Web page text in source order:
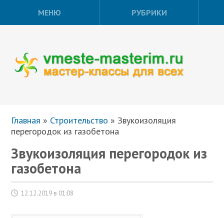
МЕНЮ РУБРИКИ
Главная » Строительство » Звукоизоляция
перегородок из газобетона
Звукоизоляция перегородок из
газобетона
12.12.2019 в 01:08